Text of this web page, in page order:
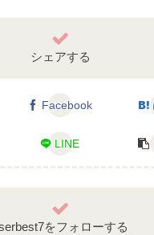
otonarimashita​
シェアする
Facebook
LINE
をフォローする